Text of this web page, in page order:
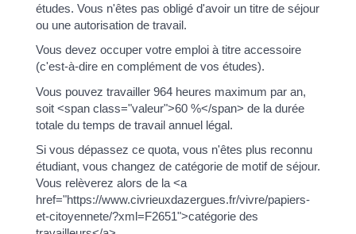
études. Vous n'êtes pas obligé d'avoir un titre de séjour
ou une autorisation de travail.
Vous devez occuper votre emploi à titre accessoire
(c'est-à-dire en complément de vos études).
Vous pouvez travailler 964 heures maximum par an,
soit <span class="valeur">60 %</span> de la durée
totale du temps de travail annuel légal.
Si vous dépassez ce quota, vous n'êtes plus reconnu
étudiant, vous changez de catégorie de motif de séjour.
Vous relèverez alors de la <a
href="https://www.civrieuxdazergues.fr/vivre/papiers-
et-citoyennete/?xml=F2651">catégorie des